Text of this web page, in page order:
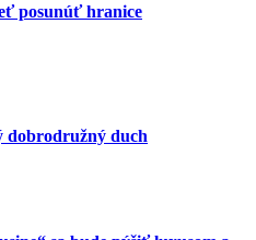
posunúť hranice
dobrodružný duch